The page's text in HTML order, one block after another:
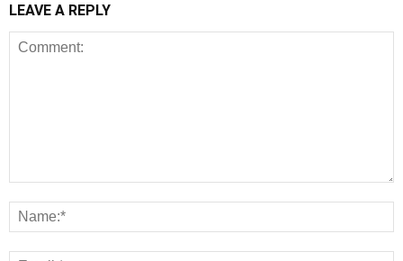
LEAVE A REPLY